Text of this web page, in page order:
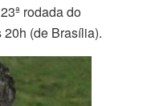
rodada do
(de Brasília).